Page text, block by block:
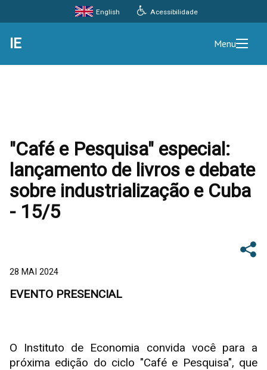
Acessibilidade
English
IE Menu
"Café e Pesquisa" especial:
lançamento de livros e debate
sobre industrialização e Cuba
- 15/5
28 MAI 2024
EVENTO PRESENCIAL
O Instituto de Economia convida você para a
próxima edição do ciclo "Café e Pesquisa", que